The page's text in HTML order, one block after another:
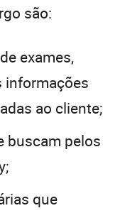
são:
exames,
informações
ao cliente;
buscam pelos
que